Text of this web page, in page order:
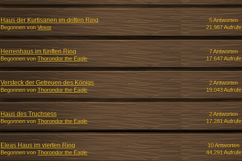
Haus der Kurtisanen im dritten Ring
Begonnen von Vexor
5 Antworten
21.987 Aufrufe
Herrenhaus im fünften Ring
Begonnen von Thorondor the Eagle
7 Antworten
17.647 Aufrufe
Versteck der Getreuen des Königs
Begonnen von Thorondor the Eagle
2 Antworten
19.043 Aufrufe
Haus des Truchsess
Begonnen von Thorondor the Eagle
2 Antworten
17.281 Aufrufe
Eleas Haus im vierten Ring
Begonnen von Thorondor the Eagle
10 Antworten
44.291 Aufrufe